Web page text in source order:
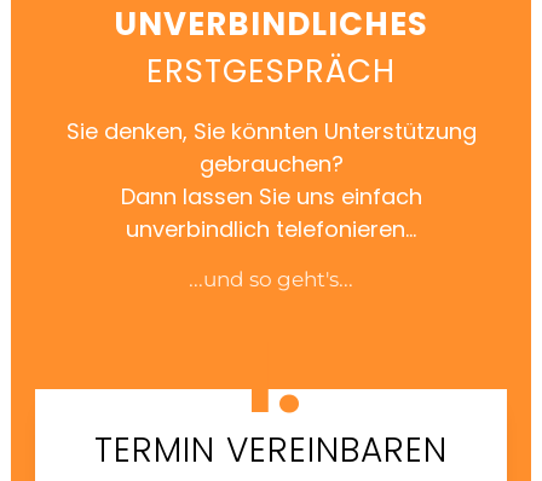
UNVERBINDLICHES
ERSTGESPRÄCH
Sie denken, Sie könnten Unterstützung
gebrauchen?
Dann lassen Sie uns einfach
unverbindlich telefonieren...
...und so geht's...
1.
TERMIN VEREINBAREN